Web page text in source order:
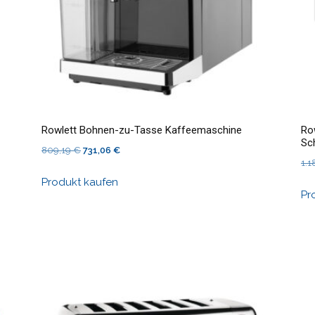
Rowlett Bohnen-zu-Tasse Kaffeemaschine
809,19€ Ursprünglicher
war:
731,06 €Aktueller
Produkt kaufen